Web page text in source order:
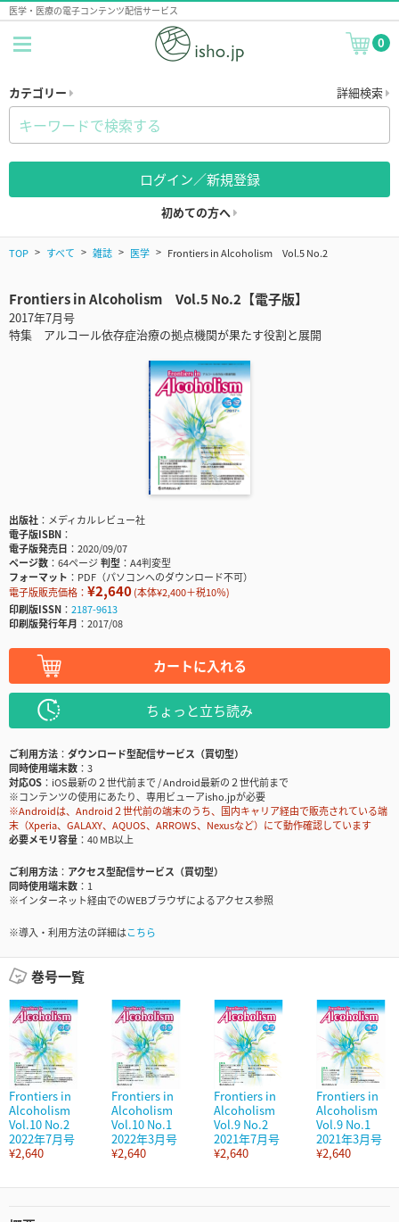
医学・医療の電子コンテンツ配信サービス
0
カテゴリー 詳細検索
ログイン／新規登録
初めての方へ
TOP すべて 雑誌 医学 Frontiers in Alcoholism Vol.5 No.2
Frontiers in Alcoholism Vol.5 No.2【電子版】
2017年7月号
特集 アルコール依存症治療の拠点機関が果たす役割と展開
出版社
メディカルレビュー社
電子版ISBN
電子版発売日
2020/09/07
ページ数
64ページ判型
A4判変型
フォーマット
PDF（パソコンへのダウンロード不可）
電子版販売価格： ¥2,640(本体¥2,400＋税10％)
印刷版ISSN
2187-9613
印刷版発行年月
2017/08
カートに入れる
ちょっと立ち読み
ご利用方法
ダウンロード型配信サービス（買切型）
同時使用端末数
3
対応OS
iOS最新の２世代前まで / Android最新の２世代前まで
※コンテンツの使用にあたり、専用ビューアisho.jpが必要
※Androidは、Android２世代前の端末のうち、国内キャリア経由で販売されている端
末（Xperia、GALAXY、AQUOS、ARROWS、Nexusなど）にて動作確認しています
必要メモリ容量
40 MB以上
ご利用方法
アクセス型配信サービス（買切型）
同時使用端末数
1
※インターネット経由でのWEBブラウザによるアクセス参照
※導入・利用方法の詳細はこちら
巻号一覧
Frontiers in
Alcoholism
Vol.10 No.2
2022年7月号
¥2,640
Frontiers in
Alcoholism
Vol.10 No.1
2022年3月号
¥2,640
Frontiers in
Alcoholism
Vol.9 No.2
2021年7月号
¥2,640
Frontiers in
Alcoholism
Vol.9 No.1
2021年3月号
¥2,640